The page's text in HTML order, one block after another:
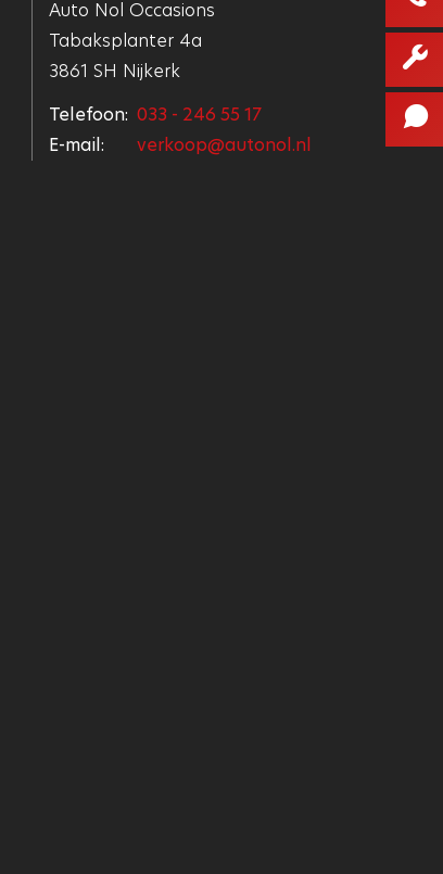
Auto Nol Occasions
Tabaksplanter 4a
3861 SH Nijkerk
Telefoon: 033 - 246 55 17
E-mail:
verkoop@autonol.nl